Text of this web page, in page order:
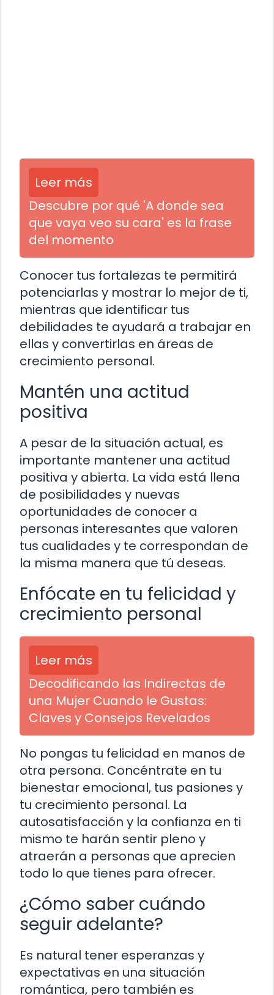
Leer más
Descubre por qué 'A donde sea
que vaya veo su cara' es la frase
del momento
Conocer tus fortalezas te permitirá
potenciarlas y mostrar lo mejor de ti,
mientras que identificar tus
debilidades te ayudará a trabajar en
ellas y convertirlas en áreas de
crecimiento personal.
Mantén una actitud
positiva
A pesar de la situación actual, es
importante mantener una actitud
positiva y abierta. La vida está llena
de posibilidades y nuevas
oportunidades de conocer a
personas interesantes que valoren
tus cualidades y te correspondan de
la misma manera que tú deseas.
Enfócate en tu felicidad y
crecimiento personal
Leer más
Decodificando las Indirectas de
una Mujer Cuando le Gustas:
Claves y Consejos Revelados
No pongas tu felicidad en manos de
otra persona. Concéntrate en tu
bienestar emocional, tus pasiones y
tu crecimiento personal. La
autosatisfacción y la confianza en ti
mismo te harán sentir pleno y
atraerán a personas que aprecien
todo lo que tienes para ofrecer.
¿Cómo saber cuándo
seguir adelante?
Es natural tener esperanzas y
expectativas en una situación
romántica, pero también es